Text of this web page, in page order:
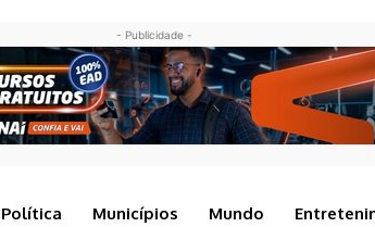
- Publicidade -
Política Municípios Mundo